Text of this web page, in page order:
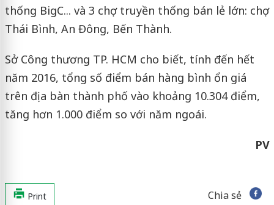
thống BigC... và 3 chợ truyền thống bán lẻ lớn: chợ
Thái Bình, An Đông, Bến Thành.
Sở Công thương TP. HCM cho biết, tính đến hết
năm 2016, tổng số điểm bán hàng bình ổn giá
trên địa bàn thành phố vào khoảng 10.304 điểm,
tăng hơn 1.000 điểm so với năm ngoái.
PV
Print Chia sẻ